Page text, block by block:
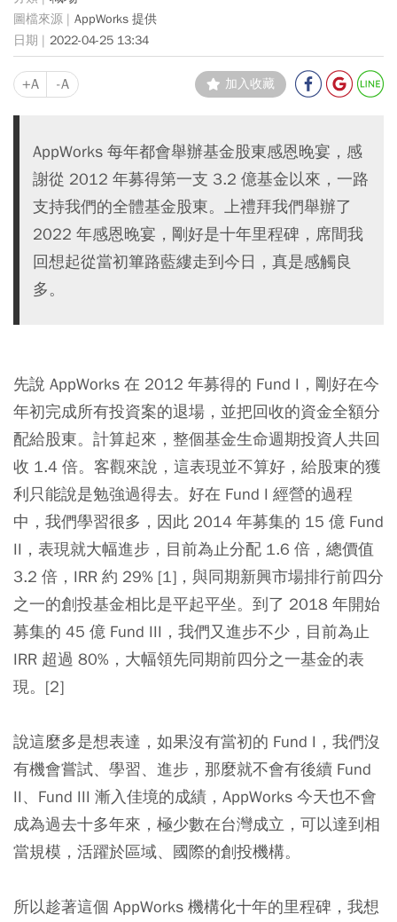
AppWorks 提供
2022-04-25 13:34
+A -A 加入收藏
AppWorks 每年都會舉辦基金股東感恩晚宴，感
謝從 2012 年募得第一支 3.2 億基金以來，一路
支持我們的全體基金股東。上禮拜我們舉辦了
2022 年感恩晚宴，剛好是十年里程碑，席間我
回想起從當初篳路藍縷走到今日，真是感觸良
多。
先說 AppWorks 在 2012 年募得的 Fund I，剛好在今
年初完成所有投資案的退場，並把回收的資金全額分
配給股東。計算起來，整個基金生命週期投資人共回
收 1.4 倍。客觀來說，這表現並不算好，給股東的獲
利只能說是勉強過得去。好在 Fund I 經營的過程
中，我們學習很多，因此 2014 年募集的 15 億 Fund
II，表現就大幅進步，目前為止分配 1.6 倍，總價值
3.2 倍，IRR 約 29% [1]，與同期新興市場排行前四分
之一的創投基金相比是平起平坐。到了 2018 年開始
募集的 45 億 Fund III，我們又進步不少，目前為止
IRR 超過 80%，大幅領先同期前四分之一基金的表
現。[2]
說這麼多是想表達，如果沒有當初的 Fund I，我們沒
有機會嘗試、學習、進步，那麼就不會有後續 Fund
II、Fund III 漸入佳境的成績，AppWorks 今天也不會
成為過去十多年來，極少數在台灣成立，可以達到相
當規模，活躍於區域、國際的創投機構。
所以趁著這個 AppWorks 機構化十年的里程碑，我想